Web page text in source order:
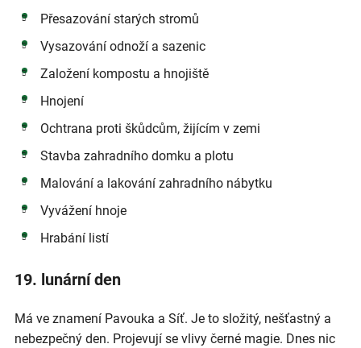
Přesazování starých stromů
Vysazování odnoží a sazenic
Založení kompostu a hnojiště
Hnojení
Ochtrana proti škůdcům, žijícím v zemi
Stavba zahradního domku a plotu
Malování a lakování zahradního nábytku
Vyvážení hnoje
Hrabání listí
19. lunární den
Má ve znamení Pavouka a Síť. Je to složitý, nešťastný a
nebezpečný den. Projevují se vlivy černé magie. Dnes nic